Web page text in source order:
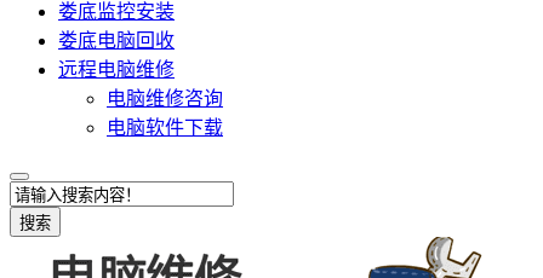
娄底监控安装
娄底电脑回收
远程电脑维修
电脑维修咨询
电脑软件下载
搜索